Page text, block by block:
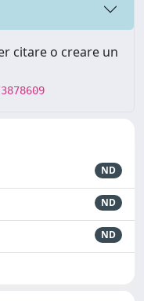
citare o creare un
ND
ND
ND